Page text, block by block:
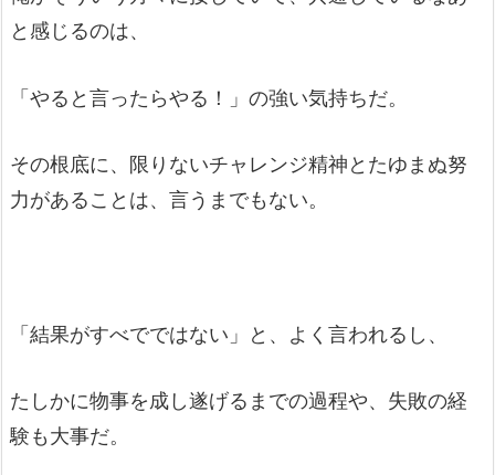
と感じるのは、
「やると言ったらやる！」の強い気持ちだ。
その根底に、限りないチャレンジ精神とたゆまぬ努
力があることは、言うまでもない。
「結果がすべでではない」と、よく言われるし、
たしかに物事を成し遂げるまでの過程や、失敗の経
験も大事だ。